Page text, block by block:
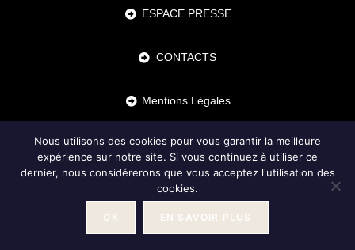
ESPACE PRESSE
CONTACTS
Mentions Légales
Copyright 2026 - OceanWP Theme by Nick - réalisation du site parCédric Charrier
Nous utilisons des cookies pour vous garantir la meilleure
expérience sur notre site. Si vous continuez à utiliser ce
dernier, nous considérerons que vous acceptez l'utilisation des
cookies.
OK EN SAVOIR PLUS